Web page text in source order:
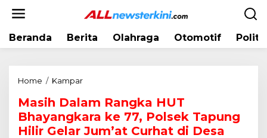
Beranda Berita Olahraga Otomotif
Home / Kampar
s
i
h
Masih Dalam Rangka HUT
Bhayangkara ke 77, Polsek Tapung
Hilir Gelar Jum’at Curhat di Desa